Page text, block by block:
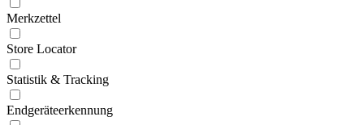
Merkzettel
Store Locator
Statistik & Tracking
Endgeräteerkennung